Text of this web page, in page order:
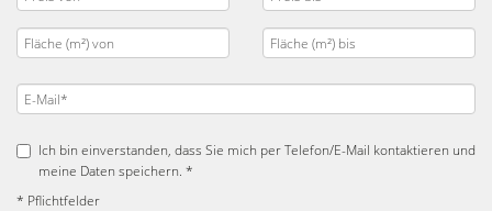
Ich bin einverstanden, dass Sie mich per Telefon/E-Mail kontaktieren und
meine Daten speichern. *
* Pflichtfelder